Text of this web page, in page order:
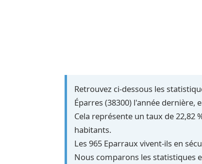
Retrouvez ci-dessous les
Éparres (38300) l'année dernière,
Cela représente un taux de
habitants.
Les 965 Eparraux vivent-ils en
Nous comparons les statistiques